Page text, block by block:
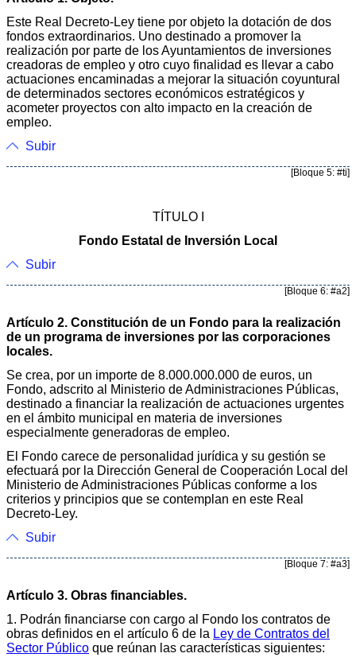
Este Real Decreto-Ley tiene por objeto la dotación de dos
fondos extraordinarios. Uno destinado a promover la
realización por parte de los Ayuntamientos de inversiones
creadoras de empleo y otro cuyo finalidad es llevar a cabo
actuaciones encaminadas a mejorar la situación coyuntural
de determinados sectores económicos estratégicos y
acometer proyectos con alto impacto en la creación de
empleo.
Subir
[Bloque 5: #ti]
TÍTULO I
Fondo Estatal de Inversión Local
Subir
[Bloque 6: #a2]
Artículo 2. Constitución de un Fondo para la realización
de un programa de inversiones por las corporaciones
locales.
Se crea, por un importe de 8.000.000.000 de euros, un
Fondo, adscrito al Ministerio de Administraciones Públicas,
destinado a financiar la realización de actuaciones urgentes
en el ámbito municipal en materia de inversiones
especialmente generadoras de empleo.
El Fondo carece de personalidad jurídica y su gestión se
efectuará por la Dirección General de Cooperación Local del
Ministerio de Administraciones Públicas conforme a los
criterios y principios que se contemplan en este Real
Decreto-Ley.
Subir
[Bloque 7: #a3]
Artículo 3. Obras financiables.
1. Podrán financiarse con cargo al Fondo los contratos de
obras definidos en el artículo 6 de la Ley de Contratos del
Sector Público que reúnan las características siguientes: